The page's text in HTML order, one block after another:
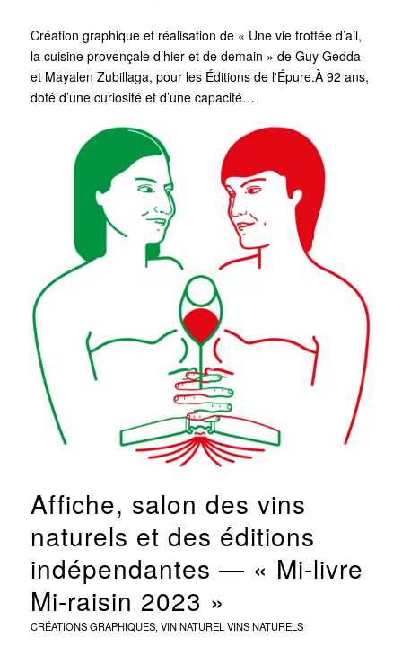
Création graphique et réalisation de « Une vie frottée d’ail,
la cuisine provençale d’hier et de demain » de Guy Gedda
et Mayalen Zubillaga, pour les Éditions de l'Épure.À 92 ans,
doté d’une curiosité et d’une capacité…
Affiche, salon des vins
naturels et des éditions
indépendantes — « Mi-livre
Mi-raisin 2023 »
CRÉATIONS GRAPHIQUES, VIN NATUREL VINS NATURELS